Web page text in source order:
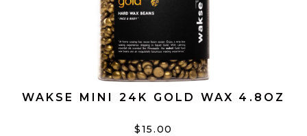
WAKSE MINI 24K GOLD WAX 4.8OZ
$15.00